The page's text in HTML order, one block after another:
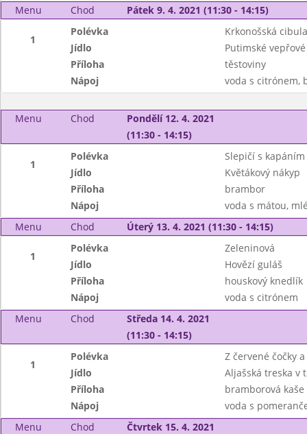
Menu
Chod Pátek 9. 4. 2021 (11:30 - 14:15)
1
Polévka
Krkonošská
Jídlo
Putimské
Příloha
těstoviny
Nápoj
voda s citrónem,
Menu Chod
Pondělí 12. 4. 2021
(11:30 - 14:15)
1
Polévka
Slepičí s kapáním
Jídlo
Květákový nákyp
Příloha
brambor
Nápoj
voda s mátou,
Menu
Chod Úterý 13. 4. 2021 (11:30 - 14:15)
1
Polévka
Zeleninová
Jídlo
Hovězí guláš
Příloha
houskový knedlík
Nápoj
voda s citrónem
Menu
Chod
Středa 14. 4. 2021
(11:30 - 14:15)
1
Polévka
Z červené čočky
Jídlo
Aljašská treska v
Příloha
bramborová kaše
Nápoj
voda s
Menu
Chod
Čtvrtek 15. 4. 2021